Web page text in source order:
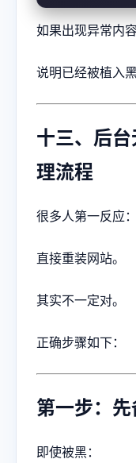
如果出现异常内容
说明已经被植入黑
十三、后
理流程
很多人第一反应：
直接重装网站。
其实不一定对。
正确步骤如下：
第一步：
即使被黑：